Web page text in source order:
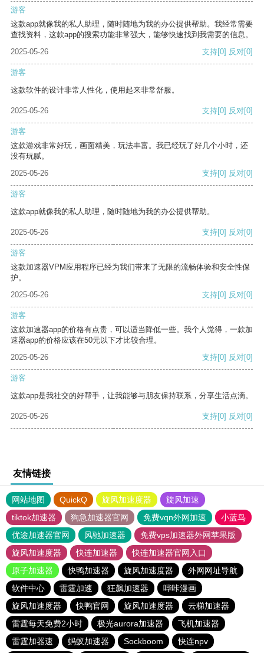
游客
这款app就像我的私人助理，随时随地为我的办公提供帮助。我经常需要
查找资料，这款app的搜索功能非常强大，能够快速找到我需要的信息。
2025-05-26
支持[0] 反对[0]
游客
这款软件的设计非常人性化，使用起来非常舒服。
2025-05-26 支持[0] 反对[0]
游客
这款游戏非常好玩，画面精美，玩法丰富。我已经玩了好几个小时，还
没有玩腻。
2025-05-26
支持[0] 反对[0]
游客
这款app就像我的私人助理，随时随地为我的办公提供帮助。
2025-05-26 支持[0] 反对[0]
游客
这款加速器VPM应用程序已经为我们带来了无限的流畅体验和安全性保
护。
2025-05-26
支持[0] 反对[0]
游客
这款加速器app的价格有点贵，可以适当降低一些。我个人觉得，一款加
速器app的价格应该在50元以下才比较合理。
2025-05-26
支持[0] 反对[0]
游客
这款app是我社交的好帮手，让我能够与朋友保持联系，分享生活点滴。
2025-05-26 支持[0] 反对[0]
友情链接
网站地图 QuickQ 旋风加速度器
旋风加速
tiktok加速器
狗急加速器官网 免费vqn外网加速
小蓝鸟
优途加速器官网
风驰加速器
免费vps加速器外网苹果版
旋风加速度器
快连加速器
快连加速器官网入口
原子加速器
快鸭加速器 旋风加速度器
外网网址导航
软件中心
雷霆加速 狂飙加速器
哔咔漫画
旋风加速度器
快鸭官网 旋风加速度器
云梯加速器
雷霆每天免费2小时
极光aurora加速器
飞机加速器
雷霆加器速
蚂蚁加速器 Sockboom 快连npv